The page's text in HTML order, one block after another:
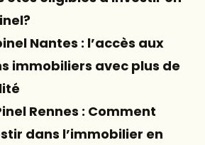
Nantes : l’accès aux
immobiliers avec plus de
Rennes : Comment
dans l’immobilier en